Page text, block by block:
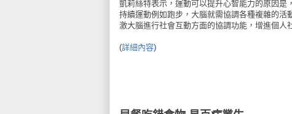
凱莉絲特表示，運動可以提升心智能力的原因是
持續運動例如跑步，大腦就需協調各種複雜的
激大腦進行社會互動方面的協調功能，增進個人
(詳細內容)